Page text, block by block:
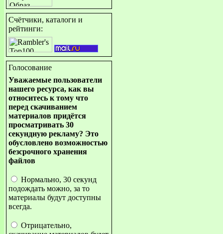
Счётчики, каталоги и
рейтинги:
Голосование
Уважаемые пользователи
нашего ресурса, как вы
относитесь к тому что
перед скачиванием
материалов придётся
просматривать 30
секундную рекламу? Это
обусловлено возможностью
безсрочного хранения
файлов
Нормально, 30 секунд
подождать можно, за то
материалы будут доступны
всегда.
Отрицательно,